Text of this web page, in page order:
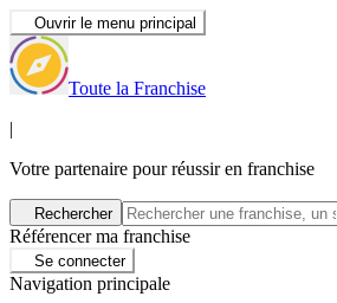
Ouvrir le menu principal
Toute la Franchise
|
Votre partenaire pour réussir en franchise
Rechercher
Référencer ma franchise
Se connecter
Navigation principale